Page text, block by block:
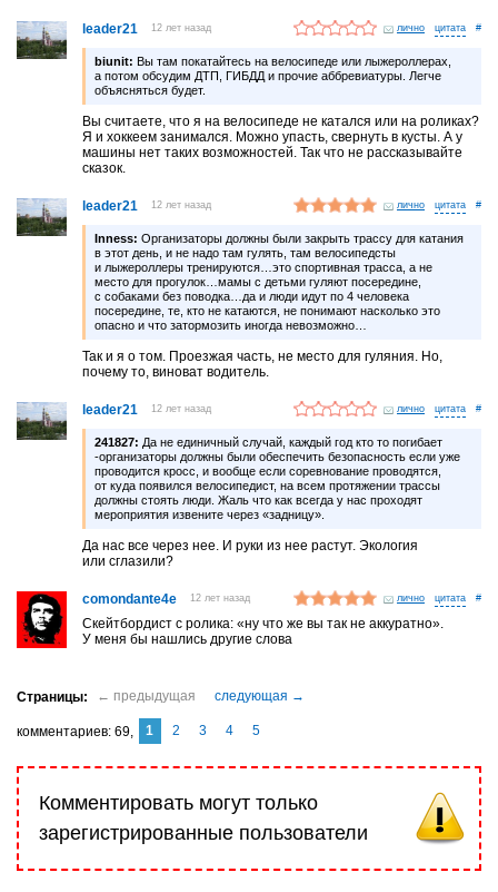
leader21 12 лет назад лично #
biunit: Вы там покатайтесь на велосипеде или лыжероллерах,
а потом обсудим ДТП, ГИБДД и прочие аббревиатуры. Легче
объясняться будет.
Вы считаете, что я на велосипеде не катался или на роликах?
Я и хоккеем занимался. Можно упасть, свернуть в кусты. А у
машины нет таких возможностей. Так что не рассказывайте
сказок.
leader21 12 лет назад лично #
Inness: Организаторы должны были закрыть трассу для катания
в этот день, и не надо там гулять, там велосипедсты
и лыжероллеры тренируются…это спортивная трасса, а не
место для прогулок…мамы с детьми гуляют посередине,
с собаками без поводка…да и люди идут по 4 человека
посередине, те, кто не катаются, не понимают насколько это
опасно и что затормозить иногда невозможно…
Так и я о том. Проезжая часть, не место для гуляния. Но,
почему то, виноват водитель.
leader21 12 лет назад лично #
241827: Да не единичный случай, каждый год кто то погибает
-организаторы должны были обеспечить безопасность если уже
проводится кросс, и вообще если соревнование проводятся,
от куда появился велосипедист, на всем протяжении трассы
должны стоять люди. Жаль что как всегда у нас проходят
мероприятия извените через «задницу».
Да нас все через нее. И руки из нее растут. Экология
или сглазили?
comondante4e 12 лет назад лично #
Скейтбордист с ролика: «ну что же вы так не аккуратно».
У меня бы нашлись другие слова
комментариев 69 1 2 3 4 5
Комментировать могут только
зарегистрированные пользователи